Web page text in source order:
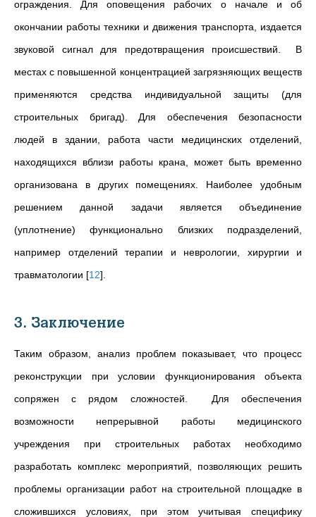
ограждения. Для оповещения рабочих о начале и об
окончании работы техники и движения транспорта, издается
звуковой сигнал для предотвращения происшествий. В
местах с повышенной концентрацией загрязняющих веществ
применяются средства индивидуальной защиты (для
строительных бригад). Для обеспечения безопасности
людей в здании, работа части медицинских отделений,
находящихся вблизи работы крана, может быть временно
организована в других помещениях. Наиболее удобным
решением данной задачи является объединение
(уплотнение) функционально близких подразделений,
например отделений терапии и неврологии, хирургии и
травматологии [12]
3. Заключение
Таким образом, анализ проблем показывает, что процесс
реконструкции при условии функционирования объекта
сопряжен с рядом сложностей. Для обеспечения
возможности непрерывной работы медицинского
учреждения при строительных работах необходимо
разработать комплекс мероприятий, позволяющих решить
проблемы организации работ на строительной площадке в
сложившихся условиях, при этом учитывая специфику